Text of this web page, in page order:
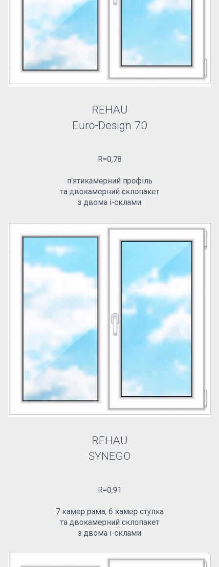
REHAU
Euro-Design 70
R=0,78
п'ятикамерний профіль
та двокамерний склопакет
з двома і-склами
REHAU
SYNEGO
R=0,91
7 камер рама, 6 камер стулка
та двокамерний склопакет
з двома і-склами